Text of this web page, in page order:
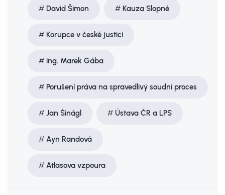
David Šimon Kauza Slopné
Korupce v české justici
ing. Marek Gába
Porušení práva na spravedlivý soudní proces
Jan Šinágl Ústava ČR a LPS
Ayn Randová
Atlasova vzpoura